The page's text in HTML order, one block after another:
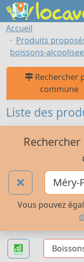
Accueil
Produits
boissons-
Rechercher
commune
Liste des
Vous pouvez